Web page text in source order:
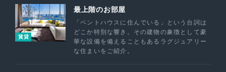
賃貸
最上階のお部屋
「ペントハウスに住んでいる」という台詞は
どこか特別な響き。その建物の象徴として豪
華な設備を備えることもあるラグジュアリー
な住まいをご紹介。